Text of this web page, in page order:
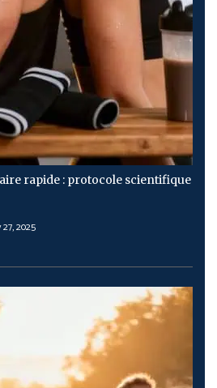
rapide : protocole scientifique
27, 2025